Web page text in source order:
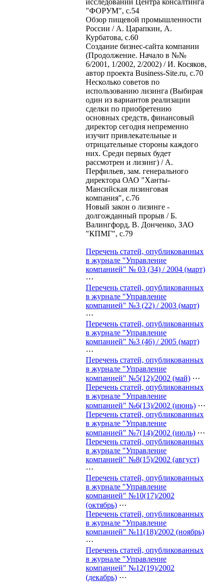
"ФОРУМ", с.54
Обзор пищевой промышленности
России / А. Царапкин, А.
Курбатова, с.60
Создание бизнес-сайта компании
(Продолжение. Начало в №№
6/2001, 1/2002, 2/2002) / И. Косяков,
автор проекта Business-Site.ru, с.70
Несколько советов по
использованию лизинга (Выбирая
один из вариантов реализации
сделки по приобретению
основных средств, финансовый
директор сегодня непременно
изучит привлекательные и
отрицательные стороны каждого
них. Среди первых будет
рассмотрен и лизинг) / А.
Перфильев, зам. генерального
директора ОАО "Ханты-
Мансийская лизинговая
компания", с.76
Новый закон о лизинге -
долгожданный прорыв / Б.
Валингфорд, В. Донченко, ЗАО
"КПМГ", с.79
Перечень статей, опубликованных
в журнале "Управление
компанией" № 03 (34) / 2004 (март)
⋯
Перечень статей, опубликованных
в журнале "Управление
компанией" №3 (22) / 2003 (март)
⋯
Перечень статей, опубликованных
в журнале "Управление
компанией" №3 (46) / 2005 (март)
⋯
Перечень статей, опубликованных
в журнале "Управление
компанией" №5(12)/2002 (май) ⋯
Перечень статей, опубликованных
в журнале "Управление
компанией" №6(13)/2002 (июнь) ⋯
Перечень статей, опубликованных
в журнале "Управление
компанией" №7(14)/2002 (июль) ⋯
Перечень статей, опубликованных
в журнале "Управление
компанией" №8(15)/2002 (август)
⋯
Перечень статей, опубликованных
в журнале "Управление
компанией" №10(17)/2002
(октябрь) ⋯
Перечень статей, опубликованных
в журнале "Управление
компанией" №11(18)/2002 (ноябрь)
⋯
Перечень статей, опубликованных
в журнале "Управление
компанией" №12(19)/2002
(декабрь) ⋯